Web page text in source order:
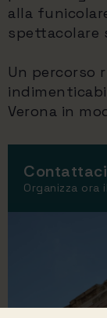
alla
spettacolare
Un percorso
Verona in
Organizza ora